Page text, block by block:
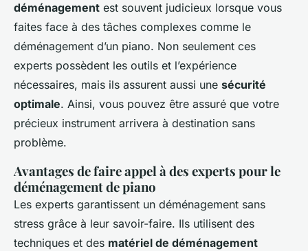
déménagement est souvent judicieux lorsque vous
faites face à des tâches complexes comme le
déménagement d’un piano. Non seulement ces
experts possèdent les outils et l’expérience
nécessaires, mais ils assurent aussi une sécurité
optimale. Ainsi, vous pouvez être assuré que votre
précieux instrument arrivera à destination sans
problème.
Avantages de faire appel à des experts pour le
déménagement de piano
Les experts garantissent un déménagement sans
stress grâce à leur savoir-faire. Ils utilisent des
techniques et des matériel de déménagement